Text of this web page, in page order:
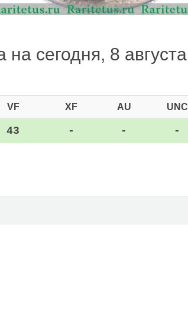
сегодня, 8 августа
VF XF AU UNC
43 - - -